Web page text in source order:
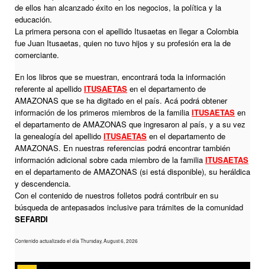
de ellos han alcanzado éxito en los negocios, la política y la
educación.
La primera persona con el apellido Itusaetas en llegar a Colombia
fue Juan Itusaetas, quien no tuvo hijos y su profesión era la de
comerciante.
En los libros que se muestran, encontrará toda la información
referente al apellido ITUSAETAS en el departamento de
AMAZONAS que se ha digitado en el país. Acá podrá obtener
información de los primeros miembros de la familia ITUSAETAS en
el departamento de AMAZONAS que ingresaron al país, y a su vez
la genealogía del apellido ITUSAETAS en el departamento de
AMAZONAS. En nuestras referencias podrá encontrar también
información adicional sobre cada miembro de la familia ITUSAETAS
en el departamento de AMAZONAS (si está disponible), su heráldica
y descendencia.
Con el contenido de nuestros folletos podrá contribuir en su
búsqueda de antepasados inclusive para trámites de la comunidad
SEFARDI
Contenido actualizado el día Thursday, August 6, 2026